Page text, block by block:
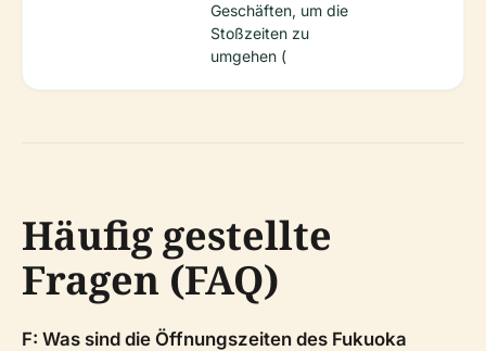
Geschäften, um die
Stoßzeiten zu
umgehen (
Häufig gestellte
Fragen (FAQ)
F: Was sind die Öffnungszeiten des Fukuoka